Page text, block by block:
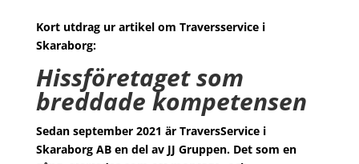
Kort utdrag ur artikel om Traversservice i
Skaraborg:
Hissföretaget som
breddade kompetensen
Sedan september 2021 är TraversService i
Skaraborg AB en del av JJ Gruppen. Det som en